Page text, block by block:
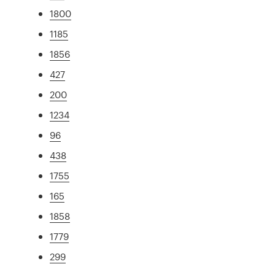
1800
1185
1856
427
200
1234
96
438
1755
165
1858
1779
299